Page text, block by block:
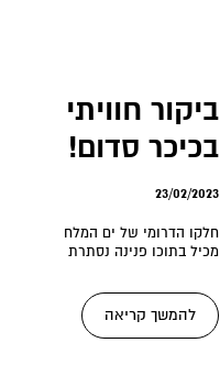
23/02/2023
ביקור חוויתי
בכיכר סדום!
חלקו הדרומי של ים המלח
מכיל בתוכו פנינה נסתרת
המבקרים באזור
להמשך קריאה